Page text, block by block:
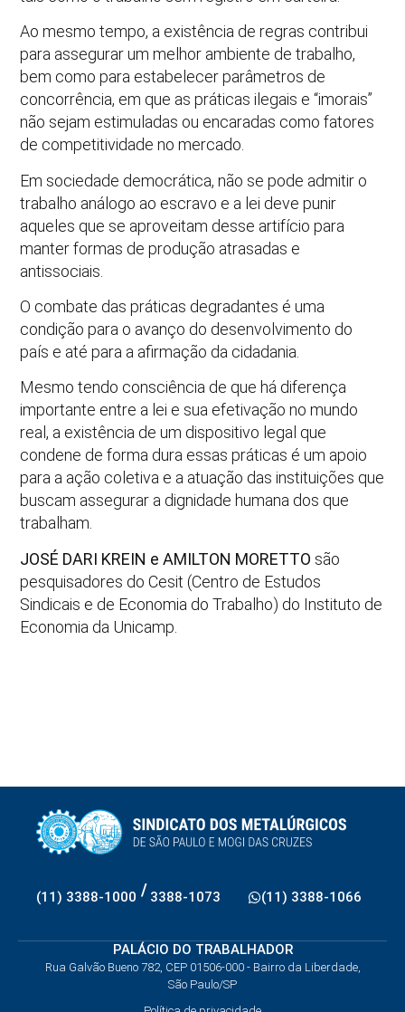
Ao mesmo tempo, a existência de regras contribui
para assegurar um melhor ambiente de trabalho,
bem como para estabelecer parâmetros de
concorrência, em que as práticas ilegais e “imorais”
não sejam estimuladas ou encaradas como fatores
de competitividade no mercado.
Em sociedade democrática, não se pode admitir o
trabalho análogo ao escravo e a lei deve punir
aqueles que se aproveitam desse artifício para
manter formas de produção atrasadas e
antissociais.
O combate das práticas degradantes é uma
condição para o avanço do desenvolvimento do
país e até para a afirmação da cidadania.
Mesmo tendo consciência de que há diferença
importante entre a lei e sua efetivação no mundo
real, a existência de um dispositivo legal que
condene de forma dura essas práticas é um apoio
para a ação coletiva e a atuação das instituições que
buscam assegurar a dignidade humana dos que
trabalham.
JOSÉ DARI KREIN e AMILTON MORETTO são
pesquisadores do Cesit (Centro de Estudos
Sindicais e de Economia do Trabalho) do Instituto de
Economia da Unicamp.
(11) 3388-1000 / 3388-1073 (11) 3388-1066
PALÁCIO DO TRABALHADOR
Rua Galvão Bueno 782, CEP 01506-000 - Bairro da Liberdade,
São Paulo/SP